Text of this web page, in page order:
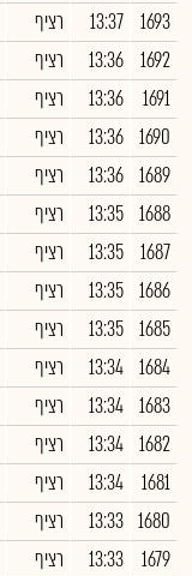
1693
13:37 רציף
1692
13:36 רציף
1691
13:36 רציף
1690
13:36 רציף
1689
13:36 רציף
1688
13:35 רציף
1687
13:35 רציף
1686
13:35 רציף
1685
13:35 רציף
1684
13:34 רציף
1683
13:34 רציף
1682
13:34 רציף
1681
13:34 רציף
1680
13:33 רציף
1679
13:33 רציף